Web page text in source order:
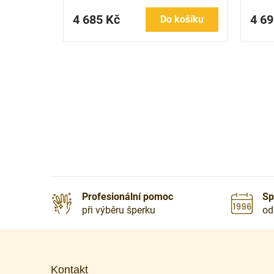
4 685 Kč Do košíku 4
Profesionální pomoc
při výběru šperku
Kontakt